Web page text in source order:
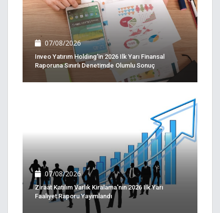
07/08/2026
Inveo Yatırım Holding'in 2026 Ilk Yarı Finansal
Raporuna Sınırlı Denetimde Olumlu Sonuç
07/08/2026
Ziraat Katılım Varlık Kiralama'nın 2026 Ilk Yarı
Faaliyet Raporu Yayımlandı